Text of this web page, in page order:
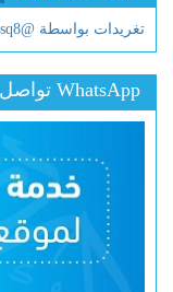
تغريدات بواسطة @drosq8
WhatsApp تواصل معنا